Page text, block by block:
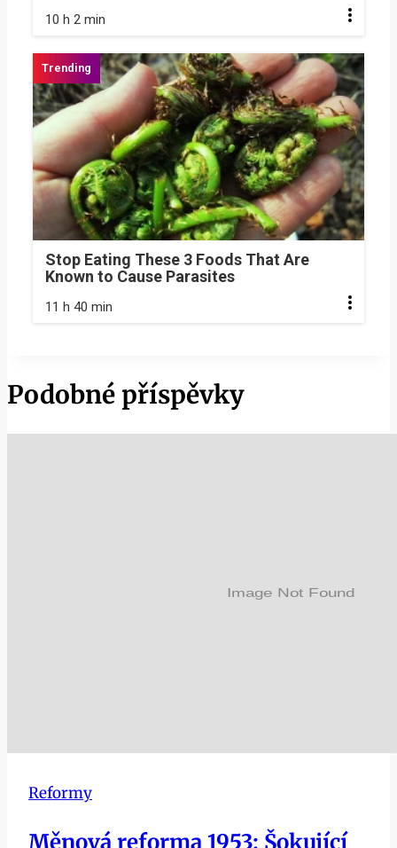
10 h 2 min
Stop Eating These 3 Foods That Are
Known to Cause Parasites
11 h 40 min
Podobné příspěvky
Reformy
Měnová reforma 1953: Šokující